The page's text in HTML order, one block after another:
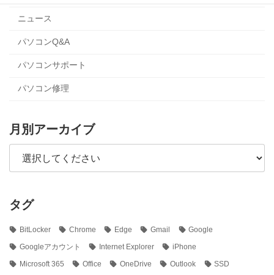
ニュース
パソコンQ&A
パソコンサポート
パソコン修理
月別アーカイブ
タグ
BitLocker Chrome Edge Gmail
Google
Googleアカウント
Internet Explorer
iPhone
Microsoft 365
Office OneDrive Outlook
SSD